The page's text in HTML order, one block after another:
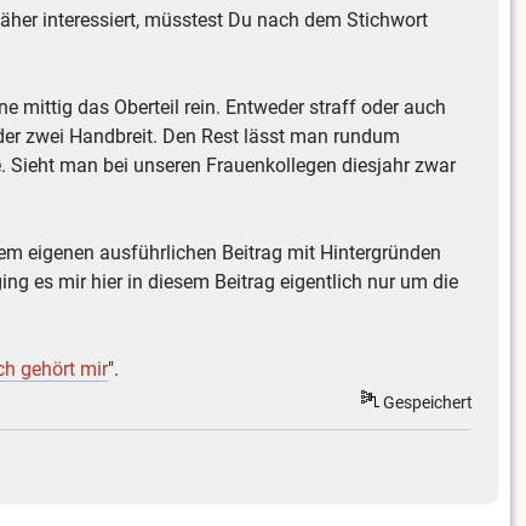
interessiert, müsstest Du nach dem Stichwort
mittig das Oberteil rein. Entweder straff oder auch
zwei Handbreit. Den Rest lässt man rundum
man bei unseren Frauenkollegen diesjahr zwar
eigenen ausführlichen Beitrag mit Hintergründen
es mir hier in diesem Beitrag eigentlich nur um die
gehört mir".
Gespeichert